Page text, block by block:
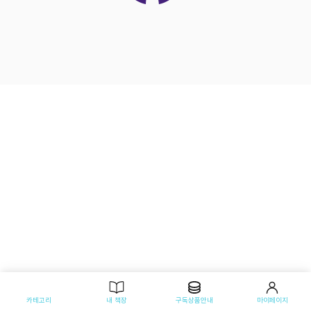
카테고리 내 책장 구독상품안내 마이페이지